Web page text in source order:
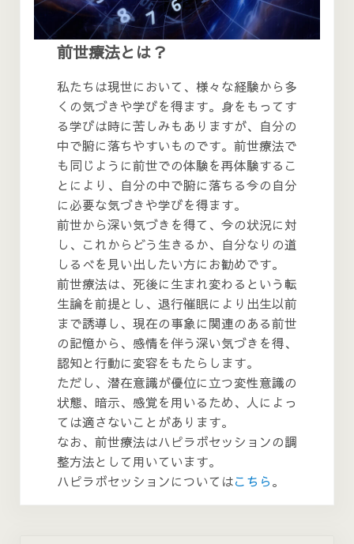
前世療法とは？
私たちは現世において、様々な経験から多
くの気づきや学びを得ます。身をもってす
る学びは時に苦しみもありますが、自分の
中で腑に落ちやすいものです。前世療法で
も同じように前世での体験を再体験するこ
とにより、自分の中で腑に落ちる今の自分
に必要な気づきや学びを得ます。
前世から深い気づきを得て、今の状況に対
し、これからどう生きるか、自分なりの道
しるべを見い出したい方にお勧めです。
前世療法は、死後に生まれ変わるという転
生論を前提とし、退行催眠により出生以前
まで誘導し、現在の事象に関連のある前世
の記憶から、感情を伴う深い気づきを得、
認知と行動に変容をもたらします。
ただし、潜在意識が優位に立つ変性意識の
状態、暗示、感覚を用いるため、人によっ
ては適さないことがあります。
なお、前世療法はハピラボセッションの調
整方法として用いています。
ハピラボセッションについてはこちら。